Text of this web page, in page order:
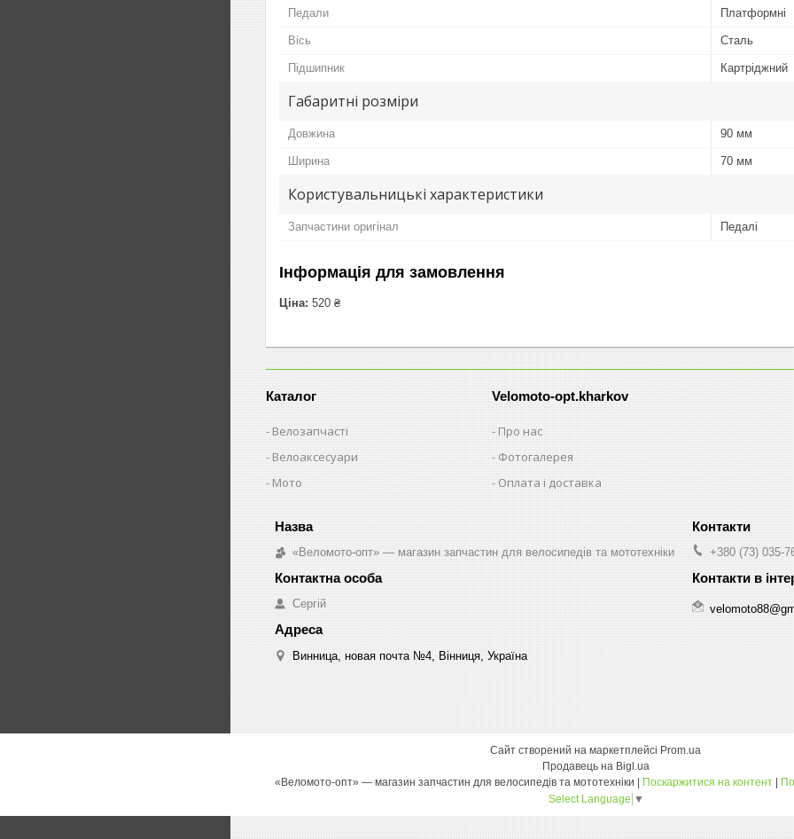
Педали Платформні
Вісь Сталь
Підшипник Картріджний
Габаритні розміри
Довжина 90 мм
Ширина 70 мм
Користувальницькі характеристики
Запчастини оригінал Педалі
Інформація для замовлення
Ціна: 520 ₴
Каталог
Велозапчасті
Велоаксесуари
Мото
Velomoto-opt.kharkov
Про нас
Фотогалерея
Оплата і доставка
«Веломото-опт» — магазин запчастин для велосипедів та мототехніки
Сергій
Винница, новая почта №4, Вінниця, Україна
+380 (73) 035-
Сайт створений на маркетплейсі Prom.ua
Продавець на Bigl.ua
Поскаржитися на контент
Select Language ▼